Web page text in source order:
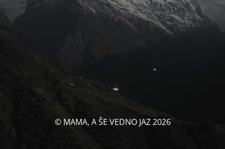
© MAMA, A ŠE VEDNO JAZ 2026